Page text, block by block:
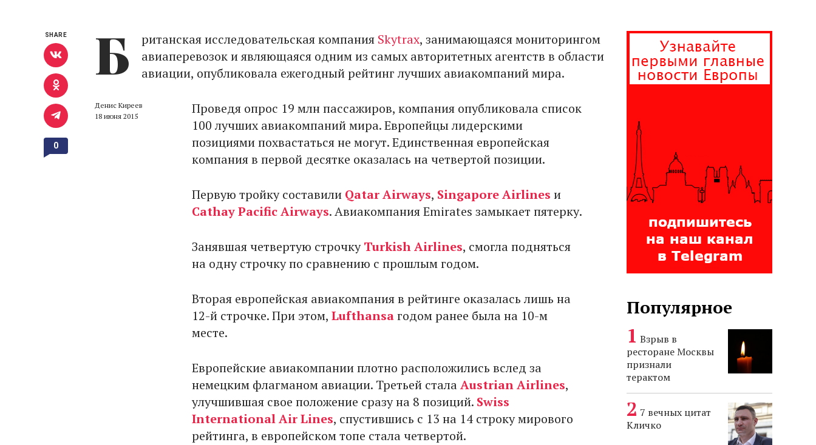
Б ританская исследовательская компания Skytrax, занимающаяся мониторингом
авиаперевозок и являющаяся одним из самых авторитетных агентств в области
авиации, опубликовала ежегодный рейтинг лучших авиакомпаний мира.
Денис Киреев
18 июня 2015
Проведя опрос 19 млн пассажиров, компания опубликовала список
100 лучших авиакомпаний мира. Европейцы лидерскими
позициями похвастаться не могут. Единственная европейская
компания в первой десятке оказалась на четвертой позиции.
Первую тройку составили Qatar Airways, Singapore Airlines и
Cathay Pacific Airways. Авиакомпания Emirates замыкает пятерку.
Занявшая четвертую строчкуTurkish Airlines, смогла подняться
на одну строчку по сравнению с прошлым годом.
Вторая европейская авиакомпания в рейтинге оказалась лишь на
12-й строчке. При этом, Lufthansaгодом ранее была на 10-м
месте.
Европейские авиакомпании плотно расположились вслед за
немецким флагманом авиации. Третьей сталаAustrian Airlines,
улучшившая свое положение сразу на 8 позиций. Swiss
International Air Lines, спустившись с 13 на 14 строку мирового
рейтинга, в европейском топе стала четвертой.
SHARE
0
Популярное
Взрыв в
ресторане Москвы
признали
терактом
7 вечных цитат
Кличко